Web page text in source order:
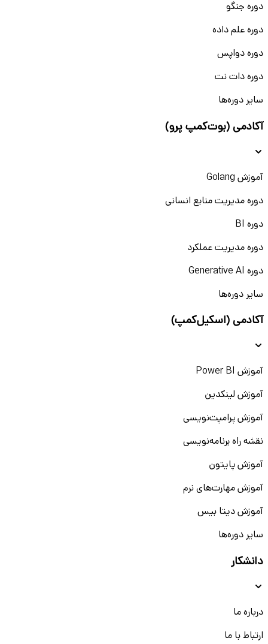
دوره جنگو
دوره علم داده
دوره دواپس
دوره دات نت
سایر دوره‌ها
آکادمی (بوت‌کمپ پرو)
آموزش Golang
دوره مدیریت منابع انسانی
دوره BI
دوره مدیریت عملکرد
دوره Generative AI
سایر دوره‌ها
آکادمی (اسکیل‌کمپ)
آموزش Power BI
آموزش لینکدین
آموزش پرامپت‌نویسی
نقشه راه برنامه‌نویسی
آموزش پایتون
آموزش مهارت‌های نرم
آموزش دیتا بیس
سایر دوره‌ها
دانشکار
درباره ما
ارتباط با ما